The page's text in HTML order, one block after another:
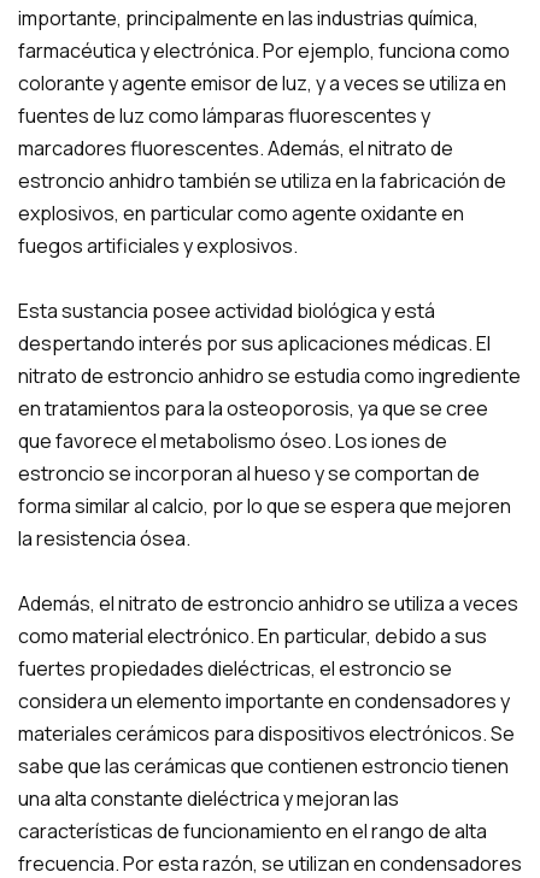
importante, principalmente en las industrias química,
farmacéutica y electrónica. Por ejemplo, funciona como
colorante y agente emisor de luz, y a veces se utiliza en
fuentes de luz como lámparas fluorescentes y
marcadores fluorescentes. Además, el nitrato de
estroncio anhidro también se utiliza en la fabricación de
explosivos, en particular como agente oxidante en
fuegos artificiales y explosivos.
Esta sustancia posee actividad biológica y está
despertando interés por sus aplicaciones médicas. El
nitrato de estroncio anhidro se estudia como ingrediente
en tratamientos para la osteoporosis, ya que se cree
que favorece el metabolismo óseo. Los iones de
estroncio se incorporan al hueso y se comportan de
forma similar al calcio, por lo que se espera que mejoren
la resistencia ósea.
Además, el nitrato de estroncio anhidro se utiliza a veces
como material electrónico. En particular, debido a sus
fuertes propiedades dieléctricas, el estroncio se
considera un elemento importante en condensadores y
materiales cerámicos para dispositivos electrónicos. Se
sabe que las cerámicas que contienen estroncio tienen
una alta constante dieléctrica y mejoran las
características de funcionamiento en el rango de alta
frecuencia. Por esta razón, se utilizan en condensadores